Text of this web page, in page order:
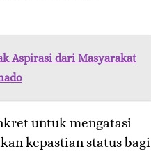
Aspirasi dari Masyarakat
untuk mengatasi
kepastian status bagi